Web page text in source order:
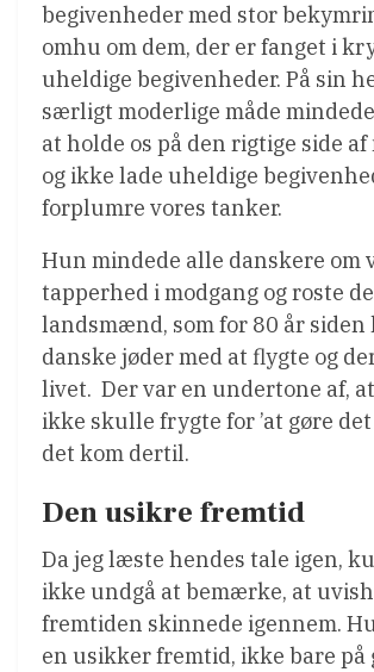
begivenheder med stor
omhu om dem, der er fanget i
uheldige begivenheder. På sin
særligt moderlige måde
at holde os på den rigtige side
og ikke lade uheldige
forplumre vores tanker.
Hun mindede alle danskere om
tapperhed i modgang og roste
landsmænd, som for 80 år siden
danske jøder med at flygte og
livet. Der var en undertone af,
ikke skulle frygte for ’at gøre det
det kom dertil.
Den usikre fremtid
Da jeg læste hendes tale igen,
ikke undgå at bemærke, at
fremtiden skinnede igennem.
en usikker fremtid, ikke bare på